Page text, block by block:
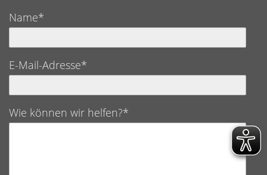
Name*
E-Mail-Adresse*
Wie können wir helfen?*